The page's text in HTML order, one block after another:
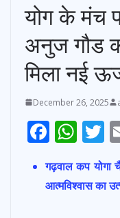
योग के मंच
अनुज गौड
मिला नई
December 26, 2025
F
e
b
W
at
s
T
गढ़वाल कप योगा
आत्मविश्वास का